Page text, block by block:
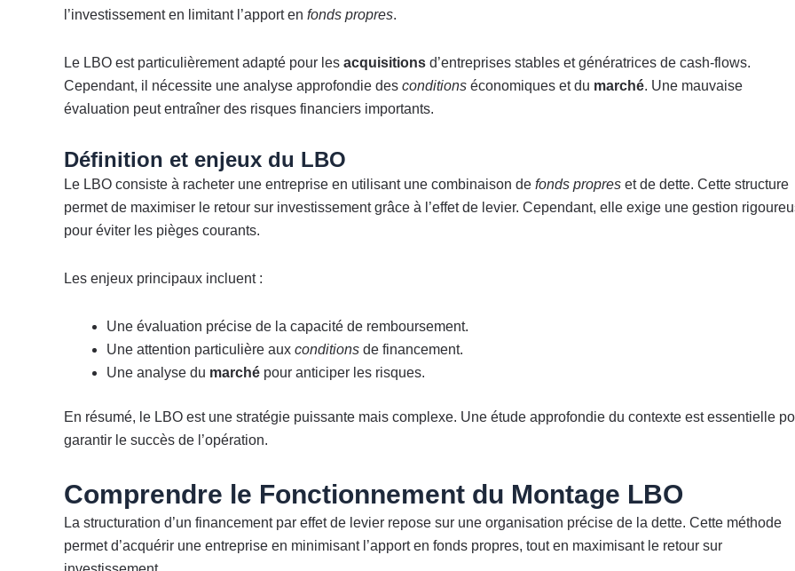
l’investissement en limitant l’apport en fonds propres.
Le LBO est particulièrement adapté pour les acquisitions d’entreprises stables et génératrices de cash-flows.
Cependant, il nécessite une analyse approfondie des conditions économiques et du marché. Une mauvaise
évaluation peut entraîner des risques financiers importants.
Définition et enjeux du LBO
Le LBO consiste à racheter une entreprise en utilisant une combinaison de fonds propres et de dette. Cette structure
permet de maximiser le retour sur investissement grâce à l’effet de levier. Cependant, elle exige une gestion
pour éviter les pièges courants.
Les enjeux principaux incluent :
Une évaluation précise de la capacité de remboursement.
Une attention particulière aux conditions de financement.
Une analyse du marché pour anticiper les risques.
En résumé, le LBO est une stratégie puissante mais complexe. Une étude approfondie du contexte est essentielle
garantir le succès de l’opération.
Comprendre le Fonctionnement du Montage LBO
La structuration d’un financement par effet de levier repose sur une organisation précise de la dette. Cette méthode
permet d’acquérir une entreprise en minimisant l’apport en fonds propres, tout en maximisant le retour sur